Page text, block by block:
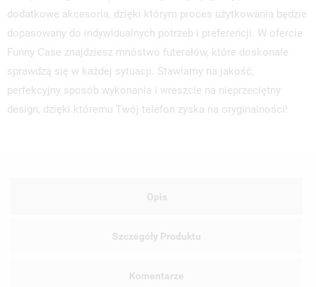
dodatkowe akcesoria, dzięki którym proces użytkowania będzie
dopasowany do indywidualnych potrzeb i preferencji. W ofercie
Funny Case znajdziesz mnóstwo futerałów, które doskonale
sprawdzą się w każdej sytuacji. Stawiamy na jakość,
perfekcyjny sposób wykonania i wreszcie na nieprzeciętny
design, dzięki któremu Twój telefon zyska na oryginalności!
Opis
Szczegóły Produktu
Komentarze